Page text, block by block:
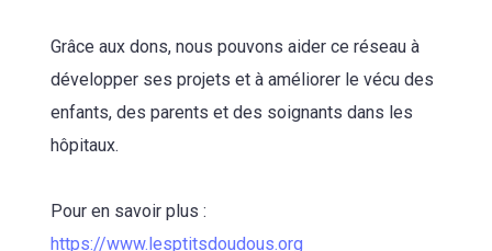
Grâce aux dons, nous pouvons aider ce réseau à
développer ses projets et à améliorer le vécu des
enfants, des parents et des soignants dans les
hôpitaux.
Pour en savoir plus :
https://www.lesptitsdoudous.org